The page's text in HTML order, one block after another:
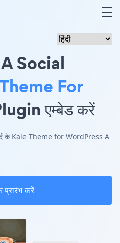
A Social
For
एम्बेड करें
के Kale Theme for WordPress A
प्रारंभ करें